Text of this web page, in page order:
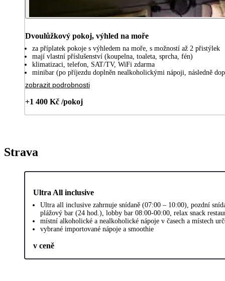
Dvoulůžkový pokoj, výhled na moře
za příplatek pokoje s výhledem na moře, s možností až 2 přistýlek
mají vlastní příslušenství (koupelna, toaleta, sprcha, fén)
klimatizaci, telefon, SAT/TV, WiFi zdarma
minibar (po příjezdu doplněn nealkoholickými nápoji, následně
zobrazit podrobnosti
+1 400 Kč /pokoj
Strava
Ultra All inclusive
Ultra all inclusive zahrnuje snídaně (07:00 – 10:00), pozdní
plážový bar (24 hod.), lobby bar 08:00-00:00, relax snack
místní alkoholické a nealkoholické nápoje v časech a místech
vybrané importované nápoje a smoothie
v ceně